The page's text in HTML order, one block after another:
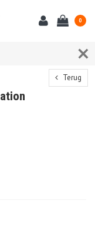
0
Terug